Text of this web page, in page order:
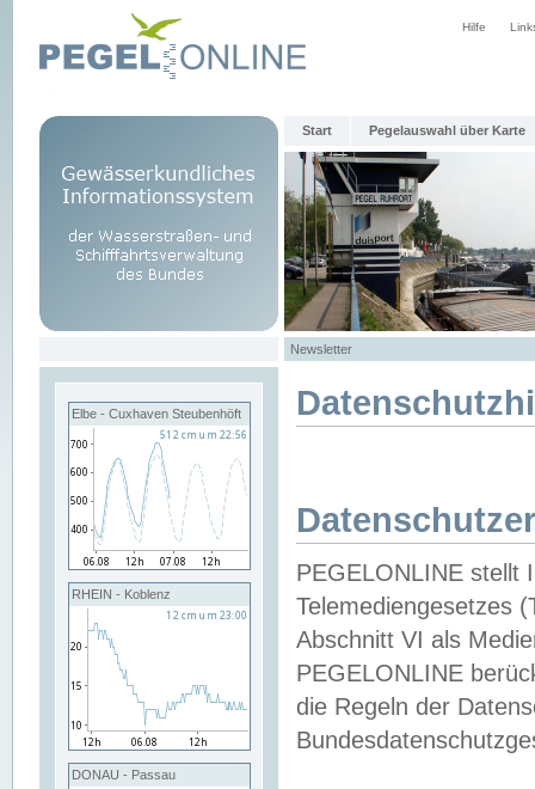
Hilfe
Start Pegelauswahl über Karte
Newsletter
Elbe - Cuxhaven Steubenhöft
RHEIN - Koblenz
DONAU - Passau
PEGELONLINE stellt
Telemediengesetzes
Abschnitt VI als
PEGELONLINE
die Regeln der